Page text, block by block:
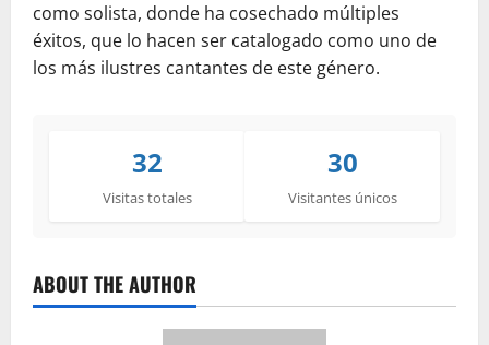
como solista, donde ha cosechado múltiples
éxitos, que lo hacen ser catalogado como uno de
los más ilustres cantantes de este género.
32
Visitas totales
30
Visitantes únicos
ABOUT THE AUTHOR